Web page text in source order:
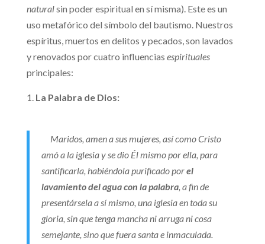
naturalsin poder espiritual en sí misma). Este es un
uso metafórico del símbolo del bautismo. Nuestros
espíritus, muertos en delitos y pecados, son lavados
y renovados por cuatro influencias espirituales
principales:
La Palabra de Dios:
Maridos, amen a sus mujeres, así como Cristo
amó a la iglesia y se dio Él mismo por ella, para
santificarla, habiéndola purificado porel
lavamiento del agua con la palabra, a fin de
presentársela a sí mismo, una iglesia en toda su
gloria, sin que tenga mancha ni arruga ni cosa
semejante, sino que fuera santa e inmaculada.